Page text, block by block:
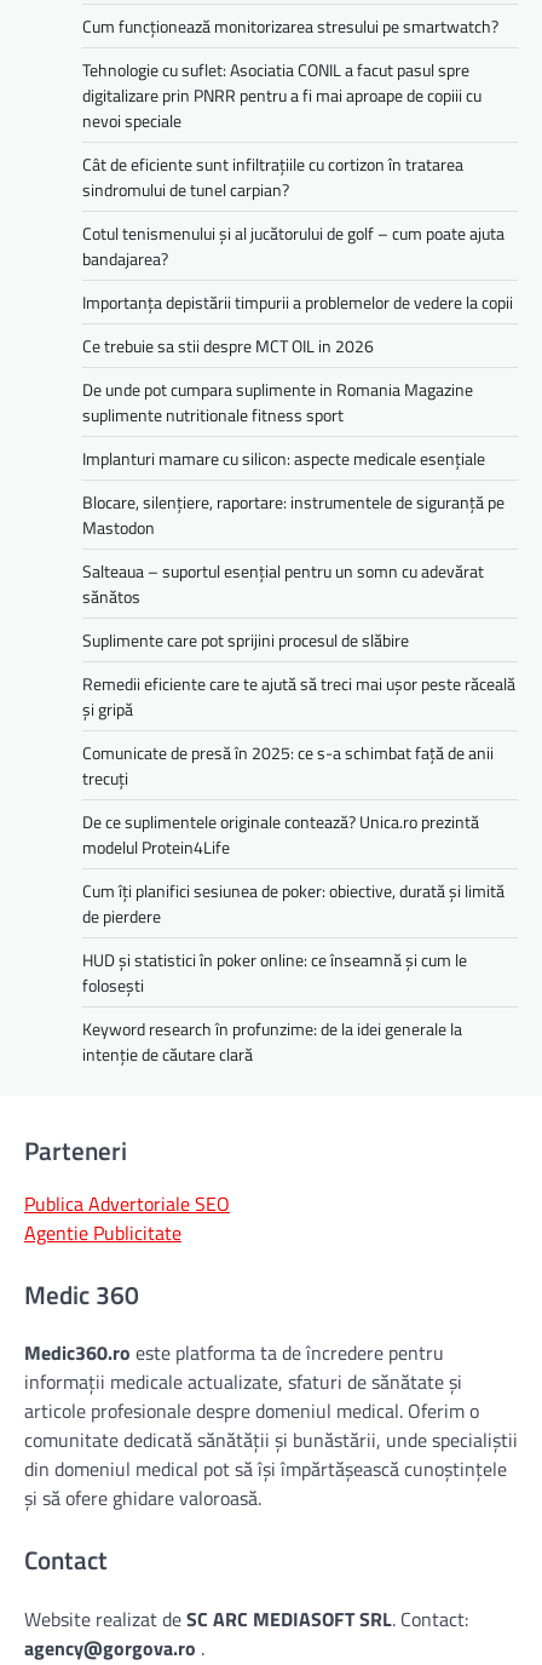
Cum funcționează monitorizarea stresului pe smartwatch?
Tehnologie cu suflet: Asociatia CONIL a facut pasul spre
digitalizare prin PNRR pentru a fi mai aproape de copiii cu
nevoi speciale
Cât de eficiente sunt infiltrațiile cu cortizon în tratarea
sindromului de tunel carpian?
Cotul tenismenului și al jucătorului de golf – cum poate ajuta
bandajarea?
Importanța depistării timpurii a problemelor de vedere la copii
Ce trebuie sa stii despre MCT OIL in 2026
De unde pot cumpara suplimente in Romania Magazine
suplimente nutritionale fitness sport
Implanturi mamare cu silicon: aspecte medicale esențiale
Blocare, silențiere, raportare: instrumentele de siguranță pe
Mastodon
Salteaua – suportul esențial pentru un somn cu adevărat
sănătos
Suplimente care pot sprijini procesul de slăbire
Remedii eficiente care te ajută să treci mai ușor peste răceală
și gripă
Comunicate de presă în 2025: ce s-a schimbat față de anii
trecuți
De ce suplimentele originale contează? Unica.ro prezintă
modelul Protein4Life
Cum îți planifici sesiunea de poker: obiective, durată și limită
de pierdere
HUD și statistici în poker online: ce înseamnă și cum le
folosești
Keyword research în profunzime: de la idei generale la
intenție de căutare clară
Parteneri
Publica Advertoriale SEO
Agentie Publicitate
Medic 360
Medic360.ro este platforma ta de încredere pentru
informații medicale actualizate, sfaturi de sănătate și
articole profesionale despre domeniul medical. Oferim o
comunitate dedicată sănătății și bunăstării, unde specialiștii
din domeniul medical pot să își împărtășească cunoștințele
și să ofere ghidare valoroasă.
Contact
Website realizat deSC ARC MEDIASOFT SRL. Contact:
agency@gorgova.ro .